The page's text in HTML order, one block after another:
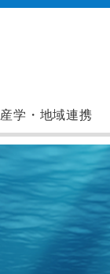
産学・地域連携